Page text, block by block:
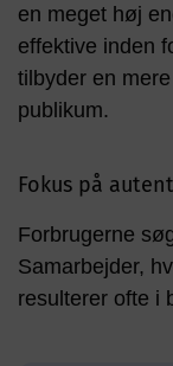
en meget høj
effektive inden
tilbyder en
publikum.
Fokus på
Forbrugerne
Samarbejder,
resulterer ofte i